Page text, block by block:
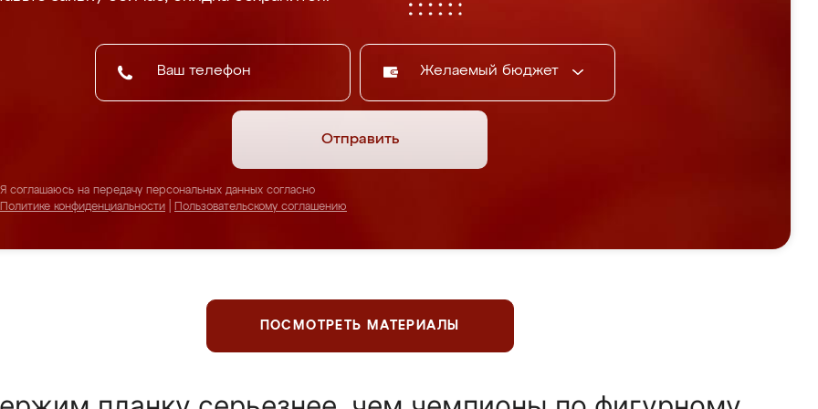
Желаемый бюджет
Отправить
Я соглашаюсь на передачу персональных данных согласно
Политике конфиденциальности
Пользовательскому соглашению
ПОСМОТРЕТЬ МАТЕРИАЛЫ